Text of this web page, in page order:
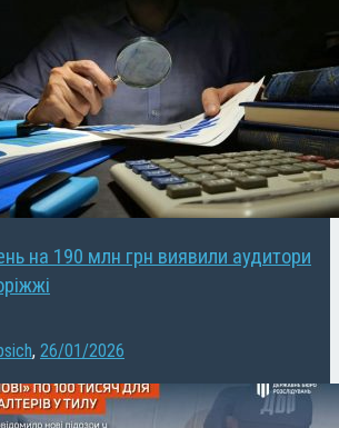
на 190 млн грн виявили аудитори
, 26/01/2026